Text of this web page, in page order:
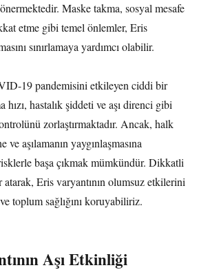
Maske takma, sosyal mesafe
etme gibi temel önlemler, Eris
sınırlamaya yardımcı olabilir.
19 pandemisini etkileyen ciddi bir
hızı, hastalık şiddeti ve aşı direnci gibi
zorlaştırmaktadır. Ancak, halk
ve aşılamanın yaygınlaşmasına
başa çıkmak mümkündür. Dikkatli
atarak, Eris varyantının olumsuz etkilerini
toplum sağlığını koruyabiliriz.
Aşı Etkinliği